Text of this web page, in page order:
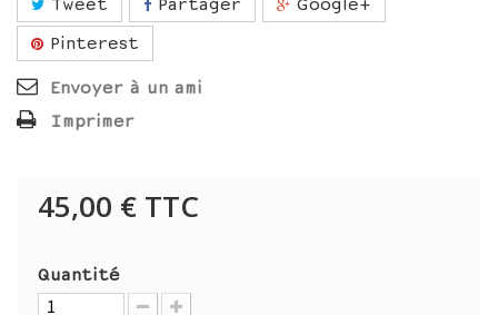
Tweet Partager
Google+
Pinterest
Envoyer à un ami
Imprimer
45,00 € TTC
Quantité